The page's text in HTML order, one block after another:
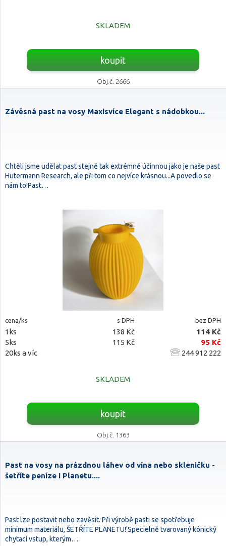
SKLADEM
koupit
Obj.č. 2666
Závěsná past na vosy Maxisvíce Elegant s nádobkou...
Chtěli jsme udělat past stejně tak extrémně účinnou jako je naše past
Hutermann Research, ale při tom co nejvíce krásnou...A povedlo se
nám to!Past…
cena/ks s DPH bez DPH
1ks 138 Kč
114 Kč
5ks
115 Kč
95 Kč
20ks a víc
244 912 222
SKLADEM
koupit
Obj.č. 1363
Past na vosy na prázdnou láhev od vína nebo skleničku -
šetříte peníze i Planetu....
Past lze postavit nebo zavěsit. Při výrobě pasti se spotřebuje
minimum materiálu, ŠETŘÍTE PLANETU!'Specielně tvarovaný kónický
chytací vstup, kterým…